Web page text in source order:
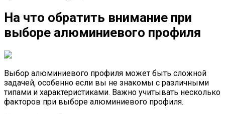
На что обратить внимание при
выборе алюминиевого профиля
Выбор алюминиевого профиля может быть сложной
задачей, особенно если вы не знакомы с различными
типами и характеристиками. Важно учитывать несколько
факторов при выборе алюминиевого профиля.